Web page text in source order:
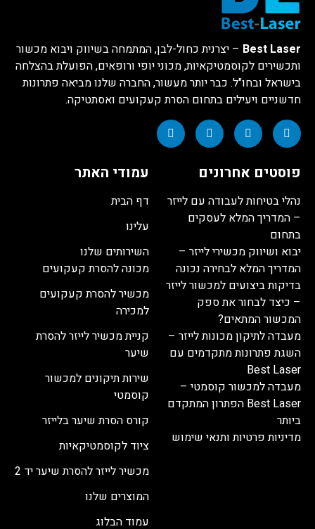
יעילות גבוהה:
להשגת תוצאות מהירות ויעילות.
טיפול לא פולשני:המכשיר אינו דורש ניתוחים או
הרדמה, וכולל זמן החלמה מינימלי.
בטיחות:המכשיר עומד בתקנים המחמירים ביותר, ומספק
טיפול בטוח ואפקטיבי.
מתאים למגוון אזורים בגוף ומספק
פתרונות לבעיות אסתטיות רבות.
התאמה אישית:אפשרות לכוון את המכשיר למספר מצבי
הפחתת מצבורי שומן וצלוליט
שיפור במרקם ומיצוק העור
הפחתת בצקות ונפיחויות
הגברת טונוס העור והשרירים
טשטוש קמטים וקפלים
שיפור בזרימת הדם והחזרת גוון עור אחיד
הפחתת כאבים ושיפור בתחושת הנוחות
ד"ר פאמפר – הבחירה החכמה עבור קליניקות
וקוסמטיקאיות
ד"ר פאמפר הוא מכשיר אידיאלי עבור קליניקות לאסתטיקה
רפואית ומכוני יופי, המאפשר טיפול בטוח, אפקטיבי ומהיר
לעיצוב וחיטוב הגוף.
אימפולס מדיקל: שותפה להצלחתך
חברת אימפולס מדיקל מציעה שירותים מקיפים הכוללים
מכשור מתקדם, הדרכות מקצועיות וליווי אישי, כדי להגדיל את
Best Laser – יצרנית כחול-לבן, המתמחה בשיווק ויבוא מכשור
ותכשירים לקוסמטיקאיות, מכוני יופי ורופאים, הפועלת בהצלחה
בישראל ובחו"ל. כבר יותר מעשור, החברה שלנו מביאה פתרונות
חדשניים ויעילים בתחום הסרת קעקועים ואסתטיקה.
פוסטים אחרונים
נהלי בטיחות לעבודה עם לייזר
– המדריך המלא לעסקים
בתחום
יבוא ושיווק מכשירי לייזר –
המדריך המלא לבחירה נכונה
בדיקות ביצועים למכשור לייזר
– כיצד לבחור את ספק
המכשור המתאים?
מעבדה לתיקון מכונות לייזר –
השגת פתרונות מתקדמים עם
Best Laser
מעבדה למכשור קוסמטי –
Best Laser הפתרון המתקדם
ביותר
מדיניות פרטיות ותנאי שימוש
עמודי האתר
דף הבית
עלינו
השירותים שלנו
מכונה להסרת קעקועים
מכשיר להסרת קעקועים
למכירה
קניית מכשיר לייזר להסרת
שיער
שירות תיקונים למכשור
קוסמטי
קורס הסרת שיער בלייזר
ציוד לקוסמטיקאיות
מכשיר לייזר להסרת שיער יד 2
המוצרים שלנו
עמוד הבלוג